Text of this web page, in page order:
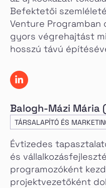
Befektetői
Venture Programban
gyors végrehajtást
hosszú távú
Balogh-Mázi Mária
TÁRSALAPÍTÓ ÉS
Évtizedes
és
programozóként
projektvezetőként